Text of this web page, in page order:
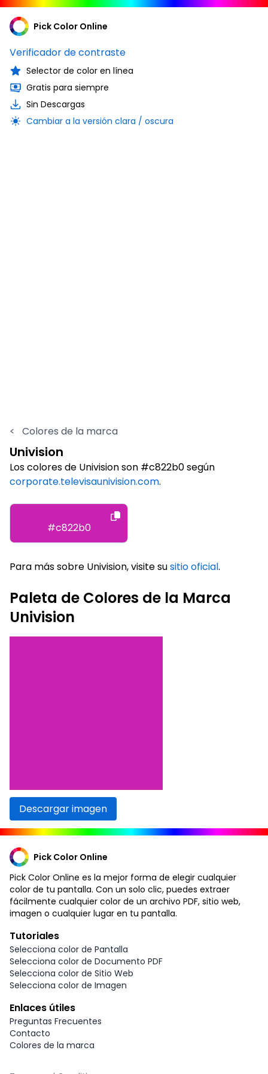
Pick Color Online
Verificador de contraste
Selector de color en línea
Gratis para siempre
Sin Descargas
Cambiar a la versión clara / oscura
< Colores de la marca
Univision
Los colores de Univision son #c822b0 según
corporate.televisaunivision.com.
#c822b0
Para más sobre Univision, visite susitio oficial.
Paleta de Colores de la Marca
Univision
Descargar imagen
Pick Color Online
Pick Color Online es la mejor forma de elegir cualquier
color de tu pantalla. Con un solo clic, puedes extraer
fácilmente cualquier color de un archivo PDF, sitio web,
imagen o cualquier lugar en tu pantalla.
Tutoriales
Selecciona color de Pantalla
Selecciona color de Documento PDF
Selecciona color de Sitio Web
Selecciona color de Imagen
Enlaces útiles
Preguntas Frecuentes
Contacto
Colores de la marca